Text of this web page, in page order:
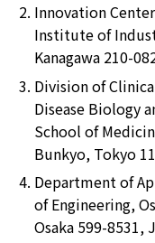
Innovation
Institute of
Kanagawa 210-
Division of
Disease Biology
School of
Bunkyo, Tokyo
Department of
of Engineering,
Osaka 599-8531,